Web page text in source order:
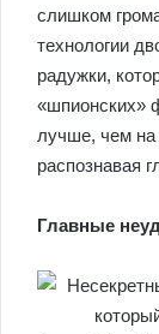
слишком
технологии
радужки,
«шпионских»
лучше, чем на
распознавая
Главные